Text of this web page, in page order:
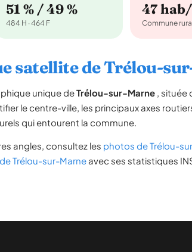
51 % / 49 %
484 H · 464 F
47
Commune
satellite de Trélou-
unique deTrélou-sur-Marne , située
le centre-ville, les principaux axes
qui entourent la commune.
angles, consultez les photos de Trélou-
Trélou-sur-Marne avec ses statistiques